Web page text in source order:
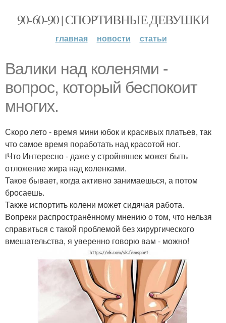
90-60-90 | СПОРТИВНЫЕ ДЕВУШКИ
главная новости статьи
Валики над коленями -
вопрос, который беспокоит
многих.
Скоро лето - время мини юбок и красивых платьев, так
что самое время поработать над красотой ног.
iЧто Интересно - даже у стройняшек может быть
отложение жира над коленками.
Такое бывает, когда активно занимаешься, а потом
бросаешь.
Также испортить колени может сидячая работа.
Вопреки распространённому мнению о том, что нельзя
справиться с такой проблемой без хирургического
вмешательства, я уверенно говорю вам - можно!